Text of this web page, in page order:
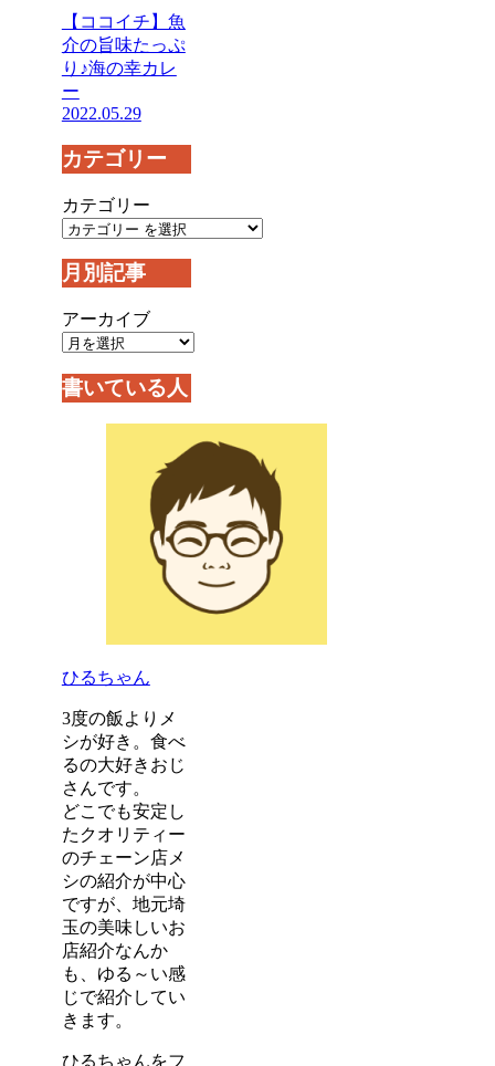
【ココイチ】魚
介の旨味たっぷ
り♪海の幸カレ
ー
2022.05.29
カテゴリー
カテゴリー
月別記事
アーカイブ
書いている人
ひるちゃん
3度の飯よりメ
シが好き。食べ
るの大好きおじ
さんです。
どこでも安定し
たクオリティー
のチェーン店メ
シの紹介が中心
ですが、地元埼
玉の美味しいお
店紹介なんか
も、ゆる～い感
じで紹介してい
きます。
ひるちゃんをフ